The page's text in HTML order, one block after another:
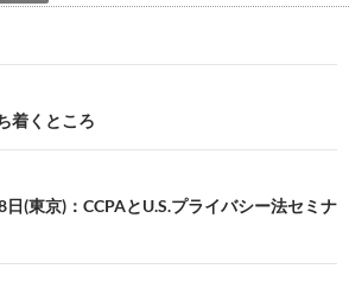
着くところ
日(東京)：CCPAとU.S.プライバシー法セミナ